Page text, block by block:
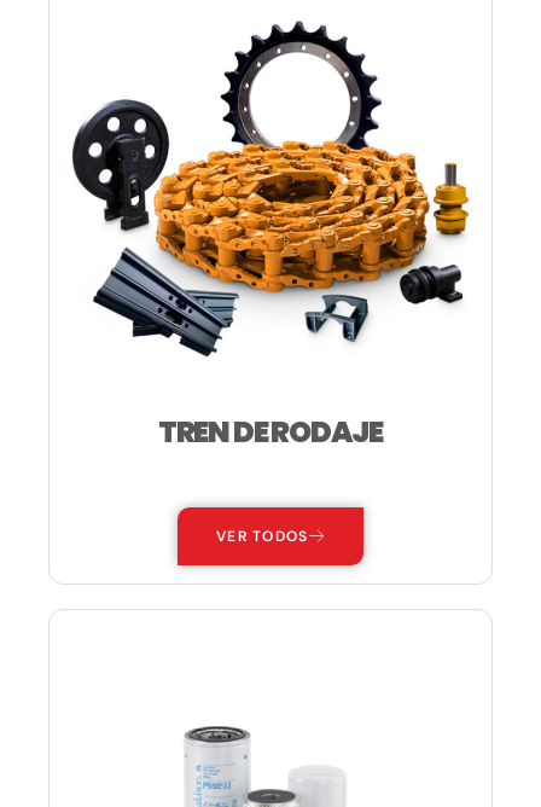
TREN DE RODAJE
VER TODOS